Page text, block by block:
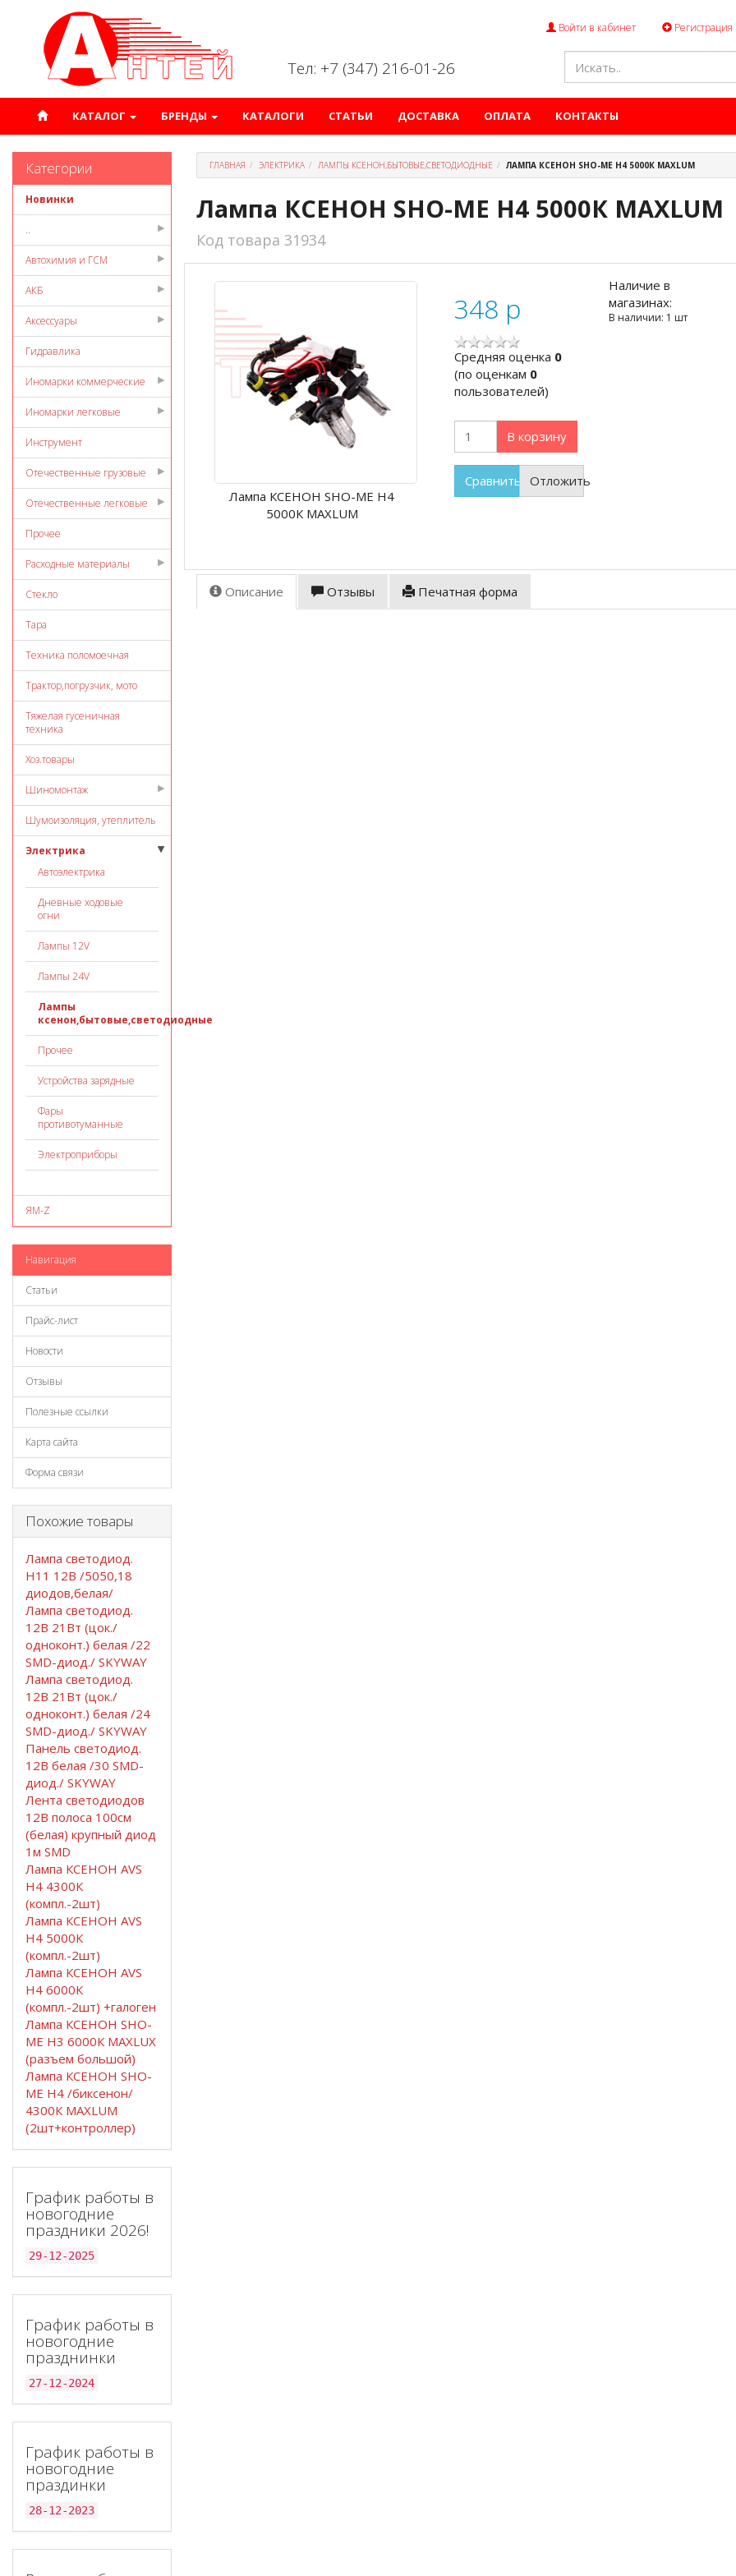
Войти в кабинет Регистрация
Тел: +7 (347) 216-01-26
КАТАЛОГ БРЕНДЫ КАТАЛОГИ СТАТЬИ ДОСТАВКА ОПЛАТА КОНТАКТЫ
Категории
Новинки
..
Автохимия и ГСМ
АКБ
Аксессуары
Гидравлика
Иномарки коммерческие
Иномарки легковые
Инструмент
Отечественные грузовые
Отечественные легковые
Прочее
Расходные материалы
Стекло
Тара
Техника поломоечная
Трактор,погрузчик, мото
Тяжелая гусеничная
техника
Хоз.товары
Шиномонтаж
Шумоизоляция, утеплитель
Электрика
Автоэлектрика
Дневные ходовые
огни
Лампы 12V
Лампы 24V
Лампы
ксенон,бытовые,светодиодные
Прочее
Устройства зарядные
Фары
противотуманные
Электроприборы
ЯМ-Z
Навигация
Статьи
Прайс-лист
Новости
Отзывы
Полезные ссылки
Карта сайта
Форма связи
Похожие товары
Лампа светодиод.
Н11 12В /5050,18
диодов,белая/
Лампа светодиод.
12В 21Вт (цок./
одноконт.) белая /22
SMD-диод./ SKYWAY
Лампа светодиод.
12В 21Вт (цок./
одноконт.) белая /24
SMD-диод./ SKYWAY
Панель светодиод.
12В белая /30 SMD-
диод./ SKYWAY
Лента светодиодов
12В полоса 100см
(белая) крупный диод
1м SMD
Лампа КСЕНОН AVS
H4 4300К
(компл.-2шт)
Лампа КСЕНОН AVS
H4 5000К
(компл.-2шт)
Лампа КСЕНОН AVS
H4 6000К
(компл.-2шт) +галоген
Лампа КСЕНОН SHO-
ME H3 6000К MAXLUX
(разъем большой)
Лампа КСЕНОН SHO-
ME H4 /биксенон/
4300К MAXLUM
(2шт+контроллер)
График работы в
новогодние
праздники 2026!
29-12-2025
График работы в
новогодние
празднинки
27-12-2024
График работы в
новогодние
праздинки
28-12-2023
ГЛАВНАЯ ЭЛЕКТРИКА ЛАМПЫ КСЕНОН,БЫТОВЫЕ,СВЕТОДИОДНЫЕ ЛАМПА КСЕНОН SHO-ME H4 5000К MAXLUM
Лампа КСЕНОН SHO-ME H4 5000К MAXLUM
Код товара 31934
Лампа КСЕНОН SHO-ME H4
5000К MAXLUM
348 p
Cредняя оценка 0
(по оценкам 0
пользователей)
В корзину
Сравнить Отложить
Наличие в
магазинах:
В наличии: 1 шт
Описание Отзывы Печатная форма